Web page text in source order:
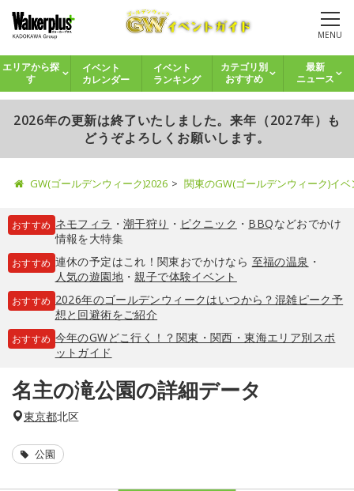
MENU
エリアから探
す
イベント
カレンダー
イベント
ランキング
カテゴリ別
おすすめ
最新
ニュース
2026年の更新は終了いたしました。来年（2027年）も
どうぞよろしくお願いします。
GW(ゴールデンウィーク)2026 関東のGW(ゴールデンウィーク)イ
おすすめ ネモフィラ ・ 潮干狩り ・ ピクニック ・ BBQなどおでかけ
情報を大特集
おすすめ 連休の予定はこれ！関東おでかけなら 至福の温泉 ・
人気の遊園地・親子で体験イベント
おすすめ 2026年のゴールデンウィークはいつから？混雑ピーク予
想と回避術をご紹介
おすすめ 今年のGWどこ行く！？関東・関西・東海エリア別スポ
ットガイド
名主の滝公園の詳細データ
東京都北区
公園